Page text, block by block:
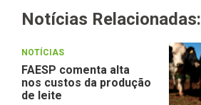
Notícias Relacionadas:
NOTÍCIAS
FAESP comenta alta
nos custos da produção
de leite